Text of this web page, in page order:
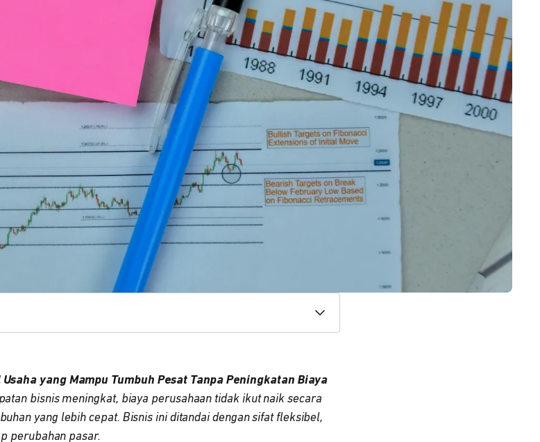
yang Mampu Tumbuh Pesat Tanpa Peningkatan Biaya
bisnis meningkat, biaya perusahaan tidak ikut naik secara
yang lebih cepat. Bisnis ini ditandai dengan sifat fleksibel,
perubahan pasar.